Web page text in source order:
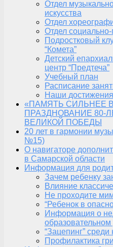
Отдел
искусства
Отдел
Отдел
Подростковый
“Комета”
Детский
центр “Предтеча”
Учебный план
Расписание
Наши достижения
«ПАМЯТЬ СИЛЬНЕЕ
ПРАЗДНОВАНИЕ 80-
ВЕЛИКОЙ ПОБЕДЫ
20 лет в гармонии
№15)
О навигаторе
в Самарской области
Информация для
Зачем ребенку
Влияние
Не проходите
“Ребенок в
Информация о
“Зацепинг”
Профилактика